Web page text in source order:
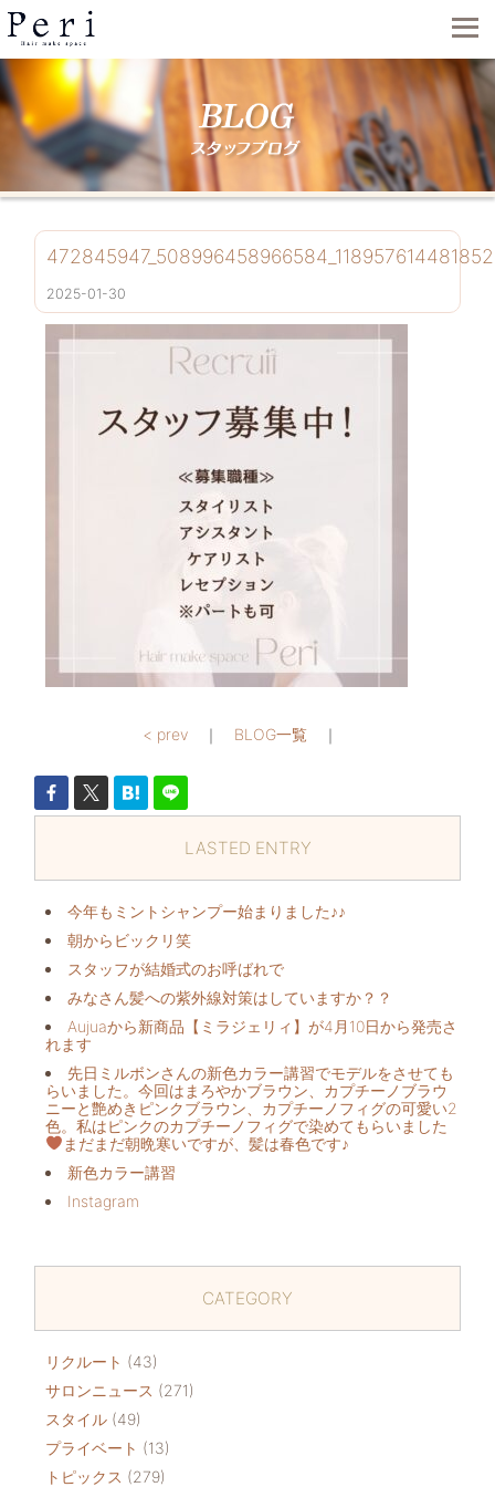
2025-01-30
< prev｜ BLOG一覧｜
LASTED ENTRY
今年もミントシャンプー始まりました♪♪
朝からビックリ️笑
スタッフが結婚式のお呼ばれで
みなさん髪への紫外線対策はしていますか？？
Aujuaから新商品【ミラジェリィ】が4月10日から発売さ
れます
先日ミルボンさんの新色カラー講習でモデルをさせても
らいました。今回はまろやかブラウン、カプチーノブラウ
ニーと艶めきピンクブラウン、カプチーノフィグの可愛い2
色。私はピンクのカプチーノフィグで染めてもらいました
まだまだ朝晩寒いですが、髪は春色です♪
新色カラー講習
Instagram
CATEGORY
リクルート (43)
サロンニュース (271)
スタイル (49)
プライベート (13)
トピックス (279)